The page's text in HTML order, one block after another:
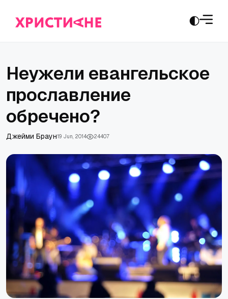
Неужели евангельское
прославление
обречено?
Джейми Браун19 Jun, 2014 24407